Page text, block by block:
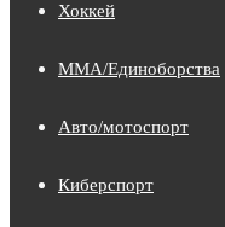
Хоккей
MMA/Единоборства
Авто/мотоспорт
Киберспорт